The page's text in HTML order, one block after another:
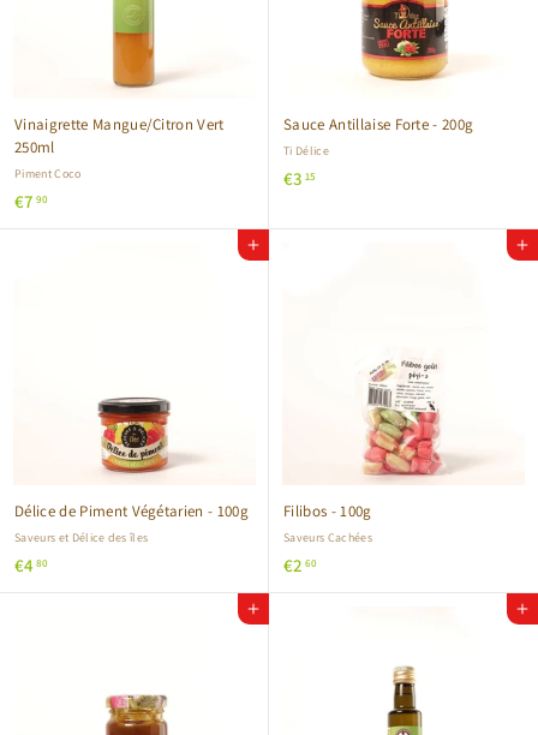
Vinaigrette Mangue/Citron Vert
250ml
Piment Coco
€7 90€
7
Sauce Antillaise Forte - 200g
Ti Délice
€3 15
,
Ajouter au panier
Délice de Piment Végétarien - 100g
Saveurs et Délice des îles
€480€
4
Ajouter au panier
Filibos - 100g
Saveurs Cachées
€2 60€
2
Ajouter au panier Ajouter au panier